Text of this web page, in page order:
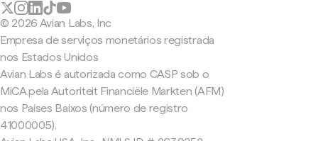
© 2026 Avian Labs, Inc
Empresa de serviços monetários registrada
nos Estados Unidos
Avian Labs é autorizada como CASP sob o
MiCA pela Autoriteit Financiële Markten (AFM)
nos Países Baixos (número de registro
41000005).